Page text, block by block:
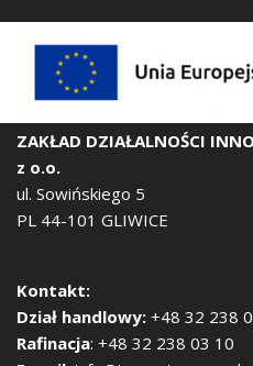
ZAKŁAD DZIAŁALNOŚCI
z o.o.
ul. Sowińskiego 5
PL 44-101 GLIWICE
Kontakt:
Dział handlowy: +48 32 238
Rafinacja: +48 32 238 03 10